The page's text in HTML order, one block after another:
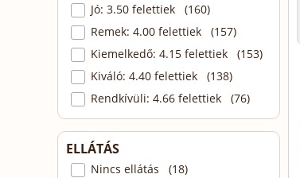
Jó: 3.50 felettiek (160)
Remek: 4.00 felettiek (157)
Kiemelkedő: 4.15 felettiek (153)
Kiváló: 4.40 felettiek (138)
Rendkívüli: 4.66 felettiek (76)
ELLÁTÁS
Nincs ellátás (18)